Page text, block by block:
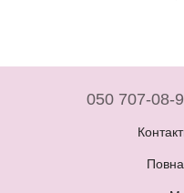
050 707-08-
Повна